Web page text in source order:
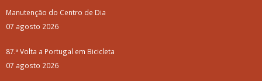
Manutenção do Centro de Dia
07 agosto 2026
87.ª Volta a Portugal em Bicicleta
07 agosto 2026